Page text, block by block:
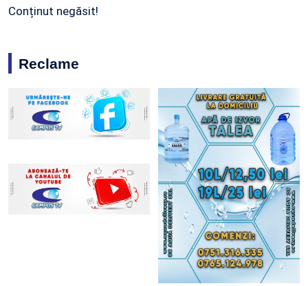
Conținut negăsit!
Reclame